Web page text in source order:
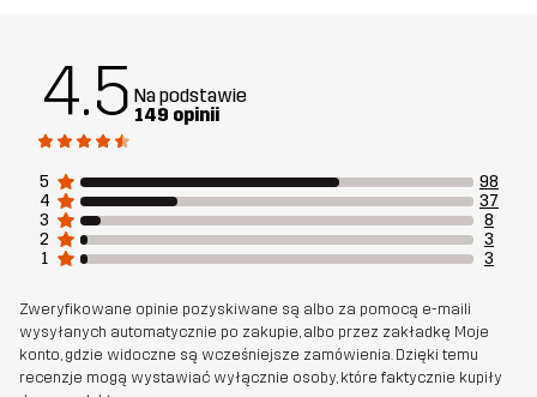
4.5 Na podstawie
149 opinii
5
98
4
37
3
8
2
3
1
3
Zweryfikowane opinie pozyskiwane są albo za pomocą e-maili
wysyłanych automatycznie po zakupie, albo przez zakładkę Moje
konto, gdzie widoczne są wcześniejsze zamówienia. Dzięki temu
recenzje mogą wystawiać wyłącznie osoby, które faktycznie kupiły